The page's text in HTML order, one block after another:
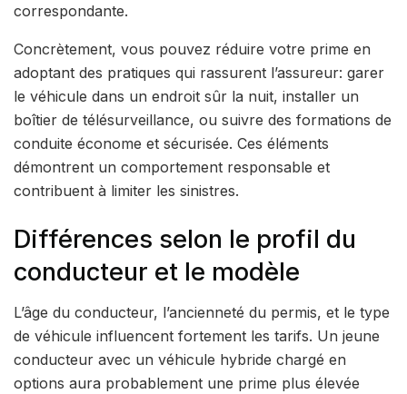
correspondante.
Concrètement, vous pouvez réduire votre prime en
adoptant des pratiques qui rassurent l’assureur: garer
le véhicule dans un endroit sûr la nuit, installer un
boîtier de télésurveillance, ou suivre des formations de
conduite économe et sécurisée. Ces éléments
démontrent un comportement responsable et
contribuent à limiter les sinistres.
Différences selon le profil du
conducteur et le modèle
L’âge du conducteur, l’ancienneté du permis, et le type
de véhicule influencent fortement les tarifs. Un jeune
conducteur avec un véhicule hybride chargé en
options aura probablement une prime plus élevée